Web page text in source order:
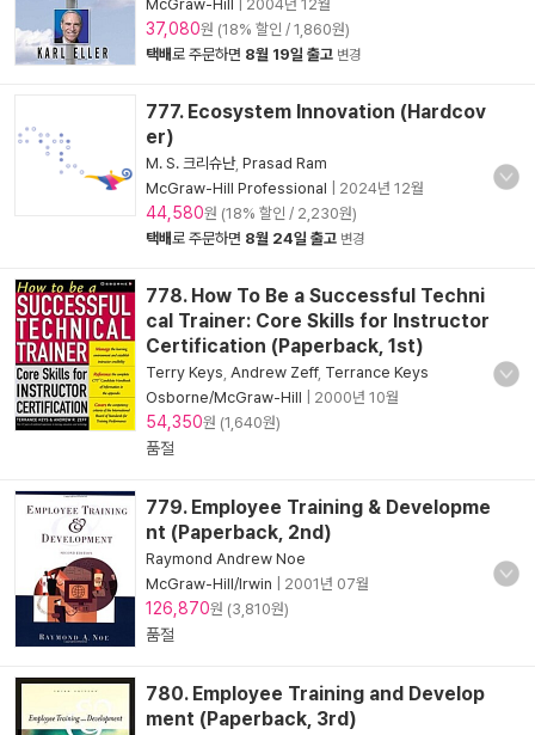
McGraw-Hill
2004년 12월
37,080원 (18% 할인 / 1,860원)
택배로 주문하면 8월 19일 출고 변경
777. Ecosystem Innovation (Hardcov
er)
M. S. 크리슈난, Prasad Ram
McGraw-Hill Professional
2024년 12월
44,580원 (18% 할인 / 2,230원)
택배로 주문하면 8월 24일 출고 변경
778. How To Be a Successful Techni
cal Trainer: Core Skills for Instructor
Certification (Paperback, 1st)
Terry Keys Andrew Zeff, Terrance Keys
Osborne/McGraw-Hill
2000년 10월
54,350원 (1,640원)
품절
779. Employee Training & Developme
nt (Paperback, 2nd)
Raymond Andrew Noe
McGraw-Hill/Irwin
2001년 07월
126,870원 (3,810원)
품절
780. Employee Training and Develop
ment (Paperback, 3rd)